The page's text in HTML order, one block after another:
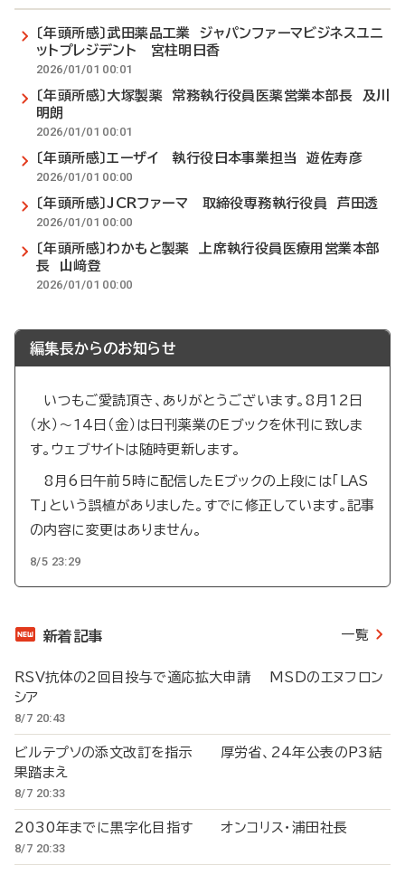
〔年頭所感〕武田薬品工業 ジャパンファーマビジネスユニ
ットプレジデント 宮柱明日香
2026/01/01 00:01
〔年頭所感〕大塚製薬 常務執行役員医薬営業本部長 及川
明朗
2026/01/01 00:01
〔年頭所感〕エーザイ 執行役日本事業担当 遊佐寿彦
2026/01/01 00:00
〔年頭所感〕JCRファーマ 取締役専務執行役員 芦田透
2026/01/01 00:00
〔年頭所感〕わかもと製薬 上席執行役員医療用営業本部
長 山﨑登
2026/01/01 00:00
編集長からのお知らせ
いつもご愛読頂き、ありがとうございます。8月12日
（水）～14日（金）は日刊薬業のEブックを休刊に致しま
す。ウェブサイトは随時更新します。
8月6日午前5時に配信したEブックの上段には「LAS
T」という誤植がありました。すでに修正しています。記事
の内容に変更はありません。
8/5 23:29
新着記事 一覧
RSV抗体の2回目投与で適応拡大申請 MSDのエヌフロン
シア
8/7 20:43
ビルテプソの添文改訂を指示 厚労省、24年公表のP3結
果踏まえ
8/7 20:33
2030年までに黒字化目指す オンコリス・浦田社長
8/7 20:33